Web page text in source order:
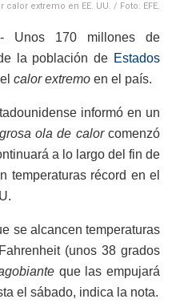
extremo en EE. UU. / Foto: EFE.
Unos 170 millones de
la población de Estados
calor extremo en el país.
informó en un
ola de calorcomenzó
a lo largo del fin de
temperaturas récord en el
se alcancen temperaturas
(unos 38 grados
que las empujará
el sábado, indica la nota.